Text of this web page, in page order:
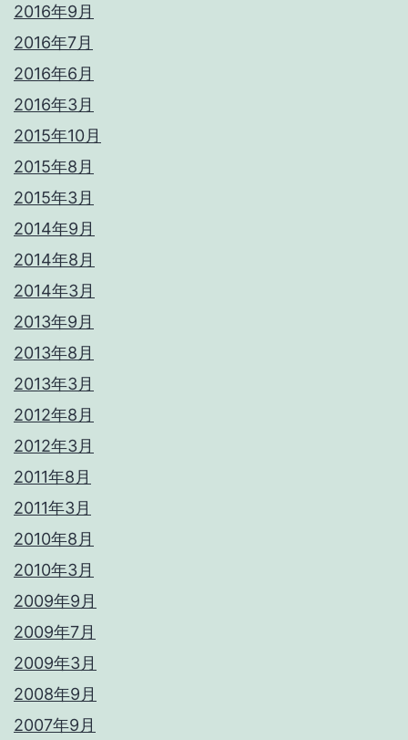
2016年9月
2016年7月
2016年6月
2016年3月
2015年10月
2015年8月
2015年3月
2014年9月
2014年8月
2014年3月
2013年9月
2013年8月
2013年3月
2012年8月
2012年3月
2011年8月
2011年3月
2010年8月
2010年3月
2009年9月
2009年7月
2009年3月
2008年9月
2007年9月